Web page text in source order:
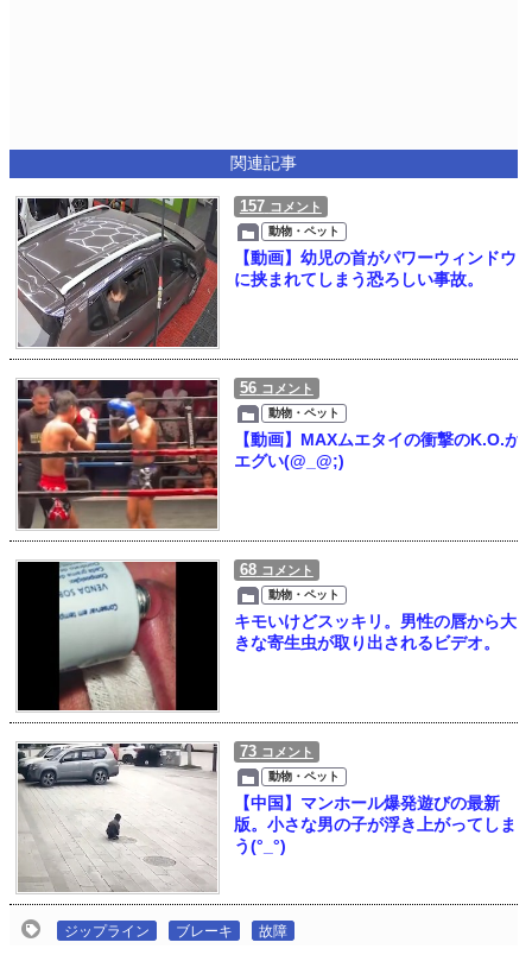
関連記事
157 コメント
動物・ペット
【動画】幼児の首がパワーウィンドウ
に挟まれてしまう恐ろしい事故。
56 コメント
動物・ペット
【動画】MAXムエタイの衝撃のK.O.が
エグい(@_@;)
68 コメント
動物・ペット
キモいけどスッキリ。男性の唇から大
きな寄生虫が取り出されるビデオ。
73 コメント
動物・ペット
【中国】マンホール爆発遊びの最新
版。小さな男の子が浮き上がってしま
う(°_°)
ジップライン ブレーキ 故障